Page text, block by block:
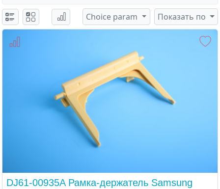
Choice param Показать по
DJ61-00935A Рамка-держатель Samsung